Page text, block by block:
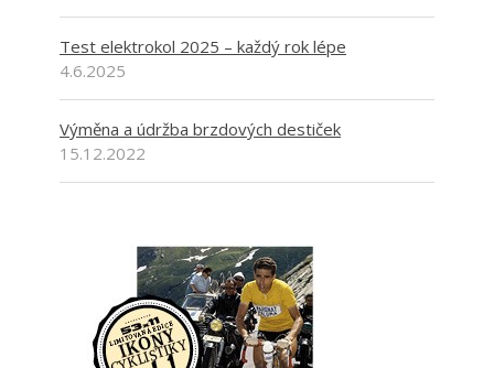
Test elektrokol 2025 – každý rok lépe
4.6.2025
Výměna a údržba brzdových destiček
15.12.2022